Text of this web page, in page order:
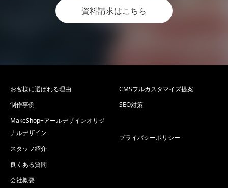
資料請求はこちら
お客様に選ばれる理由
制作事例
MakeShop+アールデザインオリジ
ナルデザイン
スタッフ紹介
良くある質問
会社概要
CMSフルカスタマイズ提案
SEO対策
プライバシーポリシー